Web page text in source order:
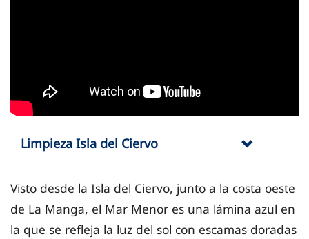
Limpieza Isla del Ciervo
Visto desde la Isla del Ciervo, junto a la costa oeste
de La Manga, el Mar Menor es una lámina azul en
la que se refleja la luz del sol con escamas doradas